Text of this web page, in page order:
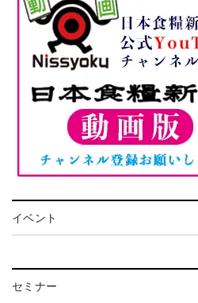
イベント
セミナー